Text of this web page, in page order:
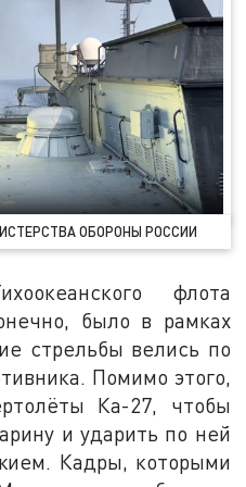
ОБОРОНЫ РОССИИ
флота
было в рамках
стрельбы велись по
Помимо этого,
Ка-27, чтобы
и ударить по ней
Кадры, которыми